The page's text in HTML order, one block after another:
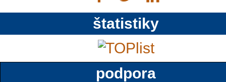
štatistiky
podpora